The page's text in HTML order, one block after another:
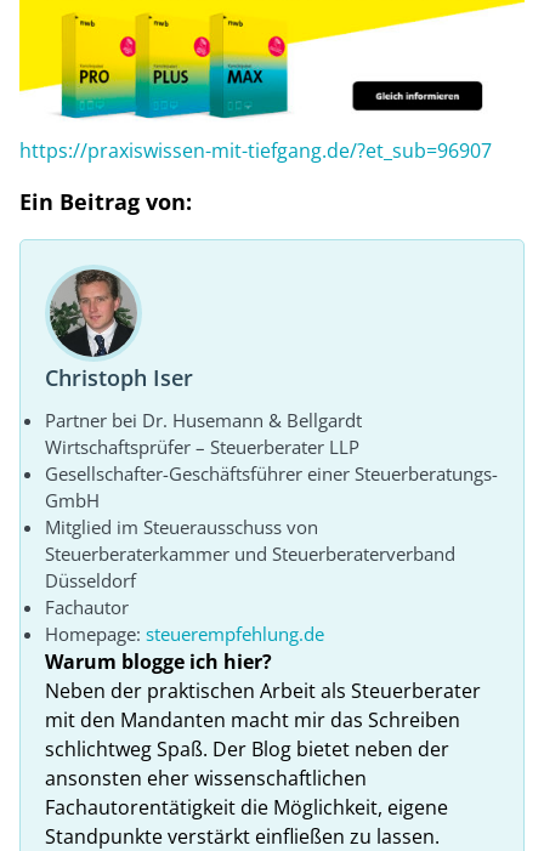
https://praxiswissen-mit-tiefgang.de/?et_sub=96907
Ein Beitrag von:
Christoph Iser
Partner bei Dr. Husemann & Bellgardt
Wirtschaftsprüfer – Steuerberater LLP
Gesellschafter-Geschäftsführer einer Steuerberatungs-
GmbH
Mitglied im Steuerausschuss von
Steuerberaterkammer und Steuerberaterverband
Düsseldorf
Fachautor
Homepage: steuerempfehlung.de
Warum blogge ich hier?
Neben der praktischen Arbeit als Steuerberater
mit den Mandanten macht mir das Schreiben
schlichtweg Spaß. Der Blog bietet neben der
ansonsten eher wissenschaftlichen
Fachautorentätigkeit die Möglichkeit, eigene
Standpunkte verstärkt einfließen zu lassen.